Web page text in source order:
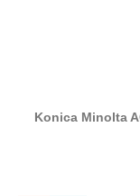
Konica Minolta